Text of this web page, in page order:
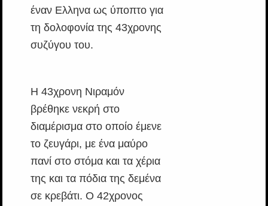
έναν Ελληνα ως ύποπτο για
τη δολοφονία της 43χρονης
συζύγου του.
Η 43χρονη Νιραμόν
βρέθηκε νεκρή στο
διαμέρισμα στο οποίο έμενε
το ζευγάρι, με ένα μαύρο
πανί στο στόμα και τα χέρια
της και τα πόδια της δεμένα
σε κρεβάτι. Ο 42χρονος